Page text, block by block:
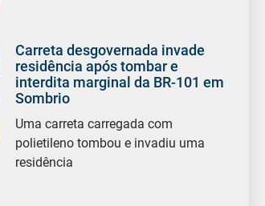
Carreta desgovernada invade
residência após tombar e
interdita marginal da BR-101 em
Sombrio
Uma carreta carregada com
polietileno tombou e invadiu uma
residência